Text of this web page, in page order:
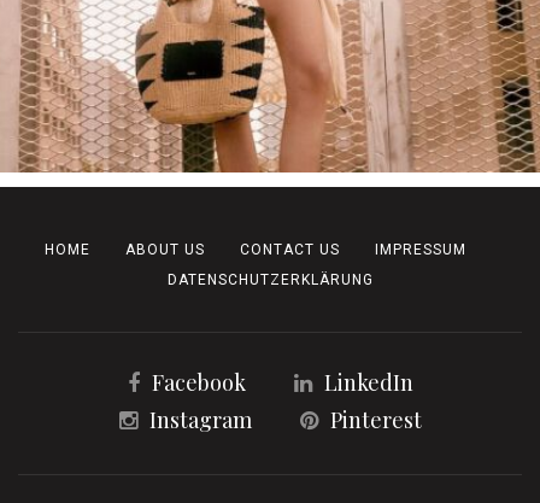
HOME ABOUT US CONTACT US
IMPRESSUM
DATENSCHUTZERKLÄRUNG
Facebook
LinkedIn
Instagram
Pinterest